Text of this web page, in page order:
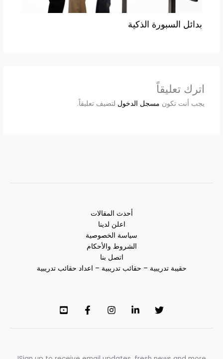
بدائل السبورة الذكية
اترك تعليقاً
يجب أنت تكون مسجل الدخول لتضيف تعليقاً.
أحدث المقالات
اعلن لدينا
سياسة الخصوصية
الشروط والأحكام
اتصل بنا
حقيبة تدريبية – حقائب تدريبية – اعداد حقائب تدريبية